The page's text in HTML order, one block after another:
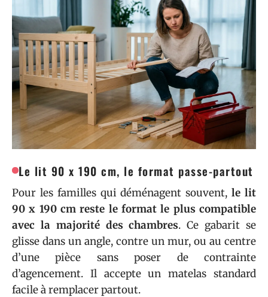
Le lit 90 x 190 cm, le format passe-partout
Pour les familles qui déménagent souvent,le lit
90 x 190 cm reste le format le plus compatible
avec la majorité des chambres. Ce gabarit se
glisse dans un angle, contre un mur, ou au centre
d’une pièce sans poser de contrainte
d’agencement. Il accepte un matelas standard
facile à remplacer partout.